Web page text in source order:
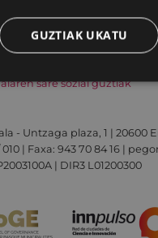
sare sozial guztiak
- Untzaga plaza, 1 | 20600
| Faxa: 943 70 84 16 |
| DIR3 L01200300
GUZTIAK UKATU